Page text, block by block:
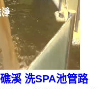
溪 洗SPA池管路